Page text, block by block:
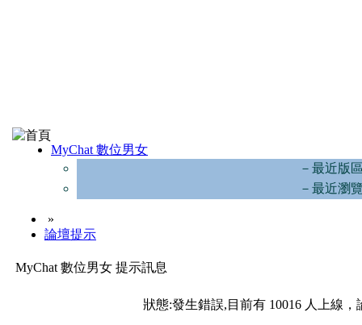
MyChat 數位男女
－最近版
－最近瀏
»
論壇提示
MyChat 數位男女 提示訊息
狀態:發生錯誤,目前有 10016 人上線